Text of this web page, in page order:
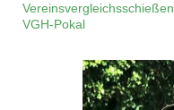
Vereinsvergleichsschießen
VGH-Pokal